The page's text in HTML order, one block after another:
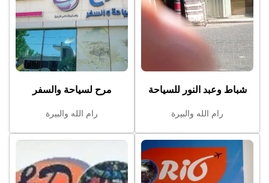
شباط وعبد النور للسياحة
رام الله والبيرة
مرح لسياحة والسفر
رام الله والبيرة